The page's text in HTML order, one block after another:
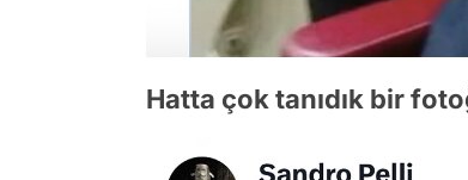
Hatta çok tanıdık bir